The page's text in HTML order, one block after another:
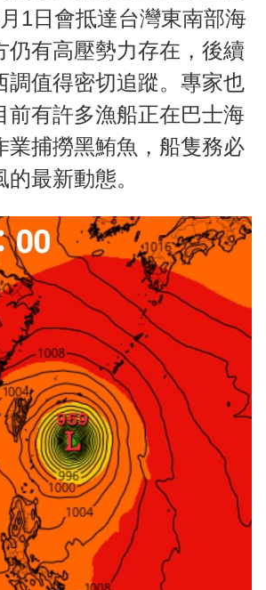
1日會抵達台灣東南部海
仍有高壓勢力存在，後續
調值得密切追蹤。專家也
前有許多漁船正在巴士海
業捕撈黑鮪魚，船隻務必
最新動態。